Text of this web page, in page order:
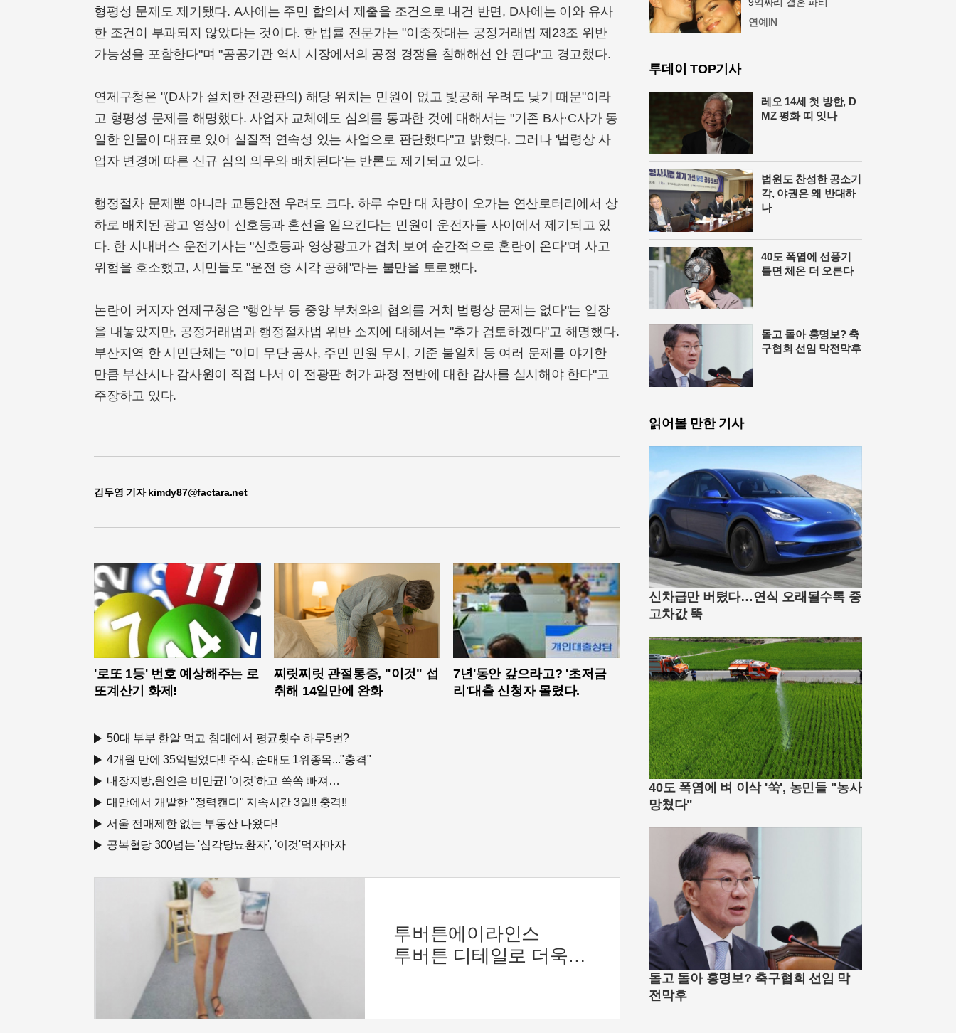
형평성 문제도 제기됐다. A사에는 주민 합의서 제출을 조건으로 내건 반면, D사에는 이와 유사
한 조건이 부과되지 않았다는 것이다. 한 법률 전문가는 "이중잣대는 공정거래법 제23조 위반
가능성을 포함한다"며 "공공기관 역시 시장에서의 공정 경쟁을 침해해선 안 된다"고 경고했다.
연제구청은 "(D사가 설치한 전광판의) 해당 위치는 민원이 없고 빛공해 우려도 낮기 때문"이라
고 형평성 문제를 해명했다. 사업자 교체에도 심의를 통과한 것에 대해서는 "기존 B사·C사가 동
일한 인물이 대표로 있어 실질적 연속성 있는 사업으로 판단했다"고 밝혔다. 그러나 '법령상 사
업자 변경에 따른 신규 심의 의무와 배치된다'는 반론도 제기되고 있다.
행정절차 문제뿐 아니라 교통안전 우려도 크다. 하루 수만 대 차량이 오가는 연산로터리에서 상
하로 배치된 광고 영상이 신호등과 혼선을 일으킨다는 민원이 운전자들 사이에서 제기되고 있
다. 한 시내버스 운전기사는 "신호등과 영상광고가 겹쳐 보여 순간적으로 혼란이 온다"며 사고
위험을 호소했고, 시민들도 "운전 중 시각 공해"라는 불만을 토로했다.
논란이 커지자 연제구청은 "행안부 등 중앙 부처와의 협의를 거쳐 법령상 문제는 없다"는 입장
을 내놓았지만, 공정거래법과 행정절차법 위반 소지에 대해서는 "추가 검토하겠다"고 해명했다.
부산지역 한 시민단체는 "이미 무단 공사, 주민 민원 무시, 기준 불일치 등 여러 문제를 야기한
만큼 부산시나 감사원이 직접 나서 이 전광판 허가 과정 전반에 대한 감사를 실시해야 한다"고
주장하고 있다.
김두영 기자 kimdy87@factara.net
'로또 1등' 번호 예상해주는 로
또계산기 화제!
찌릿찌릿 관절통증, "이것" 섭
취해 14일만에 완화
7년'동안 갚으라고? '초저금
리'대출 신청자 몰렸다.
50대 부부 한알 먹고 침대에서 평균횟수 하루5번?
4개월 만에 35억벌었다!! 주식, 순매도 1위종목..."충격"
내장지방,원인은 비만균! '이것'하고 쏙쏙 빠져…
대만에서 개발한 "정력캔디" 지속시간 3일!! 충격!!
서울 전매제한 없는 부동산 나왔다!
공복혈당 300넘는 '심각당뇨환자', '이것'먹자마자
투버튼에이라인스
투버튼 디테일로 더욱
9억짜리 결혼 파티
연예IN
투데이 TOP기사
레오 14세 첫 방한, D
MZ 평화 띠 잇나
법원도 찬성한 공소기
각, 야권은 왜 반대하
나
40도 폭염에 선풍기
틀면 체온 더 오른다
돌고 돌아 홍명보? 축
구협회 선임 막전막후
읽어볼 만한 기사
신차급만 버텼다…연식 오래될수록 중
고차값 뚝
40도 폭염에 벼 이삭 '쑥', 농민들 "농사
망쳤다"
돌고 돌아 홍명보? 축구협회 선임 막
전막후